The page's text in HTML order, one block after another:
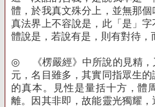
體，於我真文殊分上，並無那
真法界上不容說是，此「是」
體說是，若說有是，則有對待，
◎
《楞嚴經》中所說的見精
元，名目雖多，其實同指眾生
的真本。見性是量括十方，體
離。因其非即，故能靈光獨耀，